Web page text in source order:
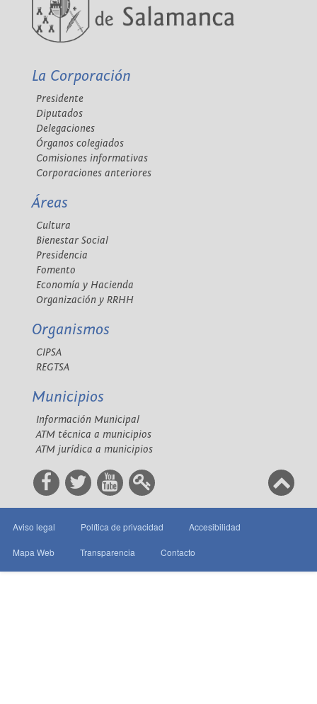
La Corporación
Presidente
Diputados
Delegaciones
Órganos colegiados
Comisiones informativas
Corporaciones anteriores
Áreas
Cultura
Bienestar Social
Presidencia
Fomento
Economía y Hacienda
Organización y RRHH
Organismos
CIPSA
REGTSA
Municipios
Información Municipal
ATM técnica a municipios
ATM jurídica a municipios
Aviso legal Política de privacidad Accesibilidad
Mapa Web Transparencia Contacto